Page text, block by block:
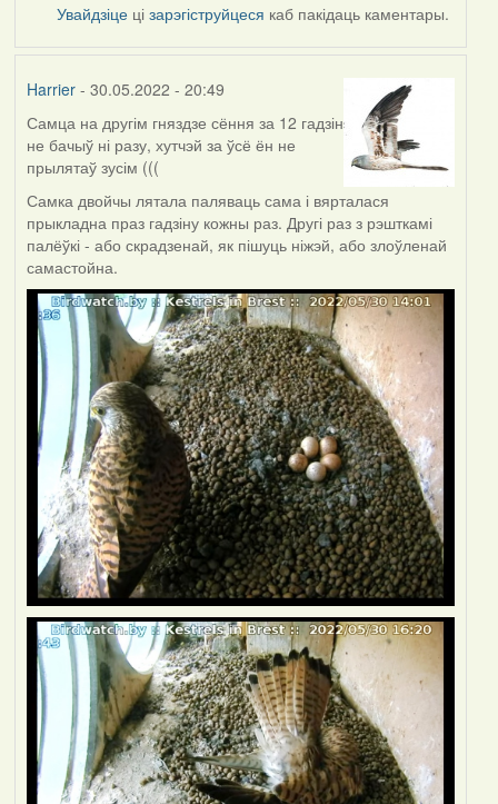
Увайдзіце цізарэгіструйцеся каб пакідаць каментары.
Harrier- 30.05.2022 - 20:49
Самца на другім гняздзе сёння за 12 гадзін
не бачыў ні разу, хутчэй за ўсё ён не
прылятаў зусім (((
Самка двойчы лятала паляваць сама і вярталася
прыкладна праз гадзіну кожны раз. Другі раз з рэшткамі
палёўкі - або скрадзенай, як пішуць ніжэй, або злоўленай
самастойна.